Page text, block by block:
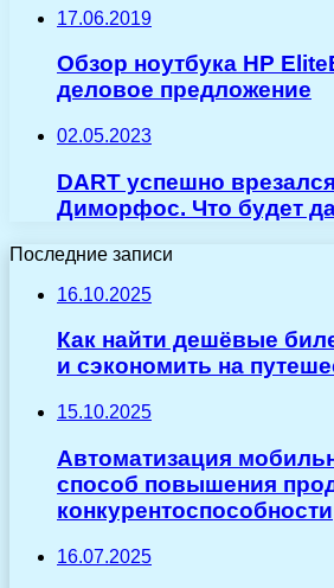
17.06.2019
Обзор ноутбука HP
деловое предложение
02.05.2023
DART успешно
Диморфос. Что будет
Последние записи
16.10.2025
Как найти дешёвые
и сэкономить на
15.10.2025
Автоматизация
способ повышения
конкурентоспособности
16.07.2025